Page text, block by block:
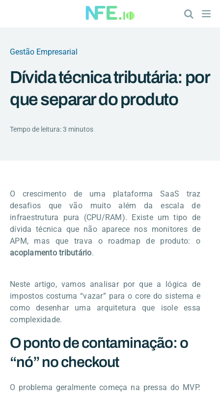
Gestão Empresarial
Dívida técnica tributária: por
que separar do produto
Tempo de leitura: 3 minutos
O crescimento de uma plataforma SaaS traz
desafios que vão muito além da escala de
infraestrutura pura (CPU/RAM). Existe um tipo de
dívida técnica que não aparece nos monitores de
APM, mas que trava o roadmap de produto: o
acoplamento tributário.
Neste artigo, vamos analisar por que a lógica de
impostos costuma “vazar” para o core do sistema e
como desenhar uma arquitetura que isole essa
complexidade.
O ponto de contaminação: o
“nó” no checkout
O problema geralmente começa na pressa do MVP.